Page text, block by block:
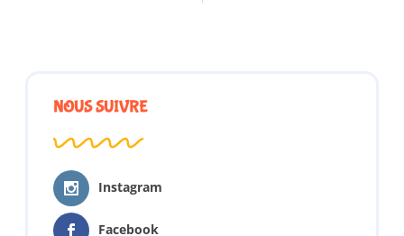
NOUS SUIVRE
Instagram
Facebook